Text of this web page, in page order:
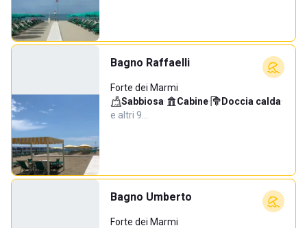
Bagno Raffaelli
Forte dei Marmi
Sabbiosa· Cabine· Doccia calda·
e altri 9…
Bagno Umberto
Forte dei Marmi